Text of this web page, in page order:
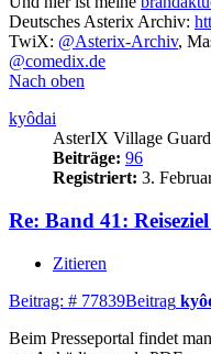
Deutsches Asterix Archiv:
TwiX: @Asterix-Archiv,
@comedix.de
Nach oben
kyôdai
AsterIX Village Guard
Beiträge: 96
Registriert: 3.
Re: Band 41:
Zitieren
Beitrag: # 77839Beitrag
Beim Presseportal findet